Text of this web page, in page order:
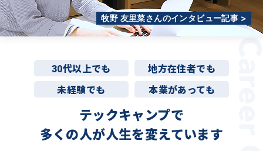
牧野 友里菜さんのインタビュー記事 >
30代以上でも
地方在住者でも
未経験でも
本業があっても
テックキャンプで
多くの人が人生を変えています